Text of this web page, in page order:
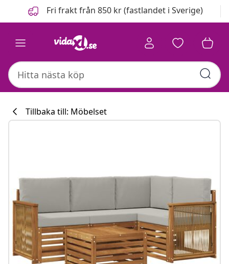
FöregåendeFri frakt från 850 kr (fastlandet i Sverige)
Tillbaka till: Möbelset